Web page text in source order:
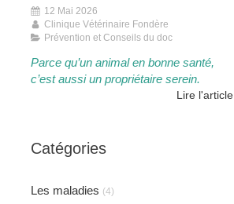
12 Mai 2026
Clinique Vétérinaire Fondère
Prévention et Conseils du doc
Parce qu’un animal en bonne santé,
c’est aussi un propriétaire serein.​​
Lire l'article
Catégories
Les maladies (4)